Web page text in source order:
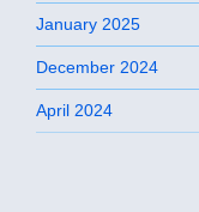
January 2025
December 2024
April 2024